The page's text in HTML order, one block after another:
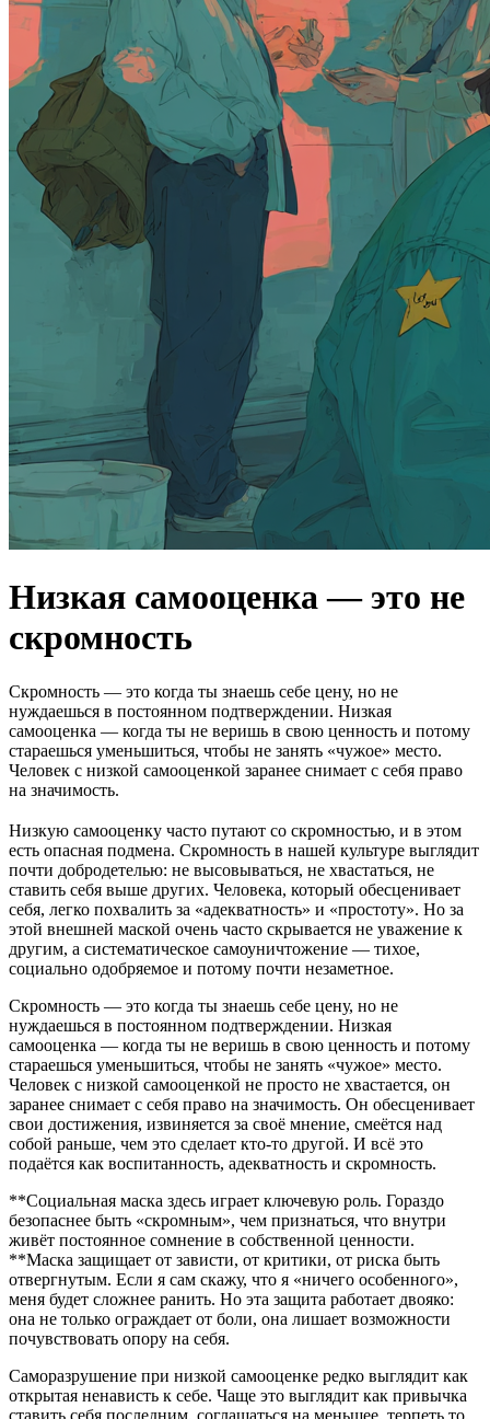
Низкая самооценка — это не
скромность
Скромность — это когда ты знаешь себе цену, но не
нуждаешься в постоянном подтверждении. Низкая
самооценка — когда ты не веришь в свою ценность и потому
стараешься уменьшиться, чтобы не занять «чужое» место.
Человек с низкой самооценкой заранее снимает с себя право
на значимость.
Низкую самооценку часто путают со скромностью, и в этом
есть опасная подмена. Скромность в нашей культуре выглядит
почти добродетелью: не высовываться, не хвастаться, не
ставить себя выше других. Человека, который обесценивает
себя, легко похвалить за «адекватность» и «простоту». Но за
этой внешней маской очень часто скрывается не уважение к
другим, а систематическое самоуничтожение — тихое,
социально одобряемое и потому почти незаметное.
Скромность — это когда ты знаешь себе цену, но не
нуждаешься в постоянном подтверждении. Низкая
самооценка — когда ты не веришь в свою ценность и потому
стараешься уменьшиться, чтобы не занять «чужое» место.
Человек с низкой самооценкой не просто не хвастается, он
заранее снимает с себя право на значимость. Он обесценивает
свои достижения, извиняется за своё мнение, смеётся над
собой раньше, чем это сделает кто-то другой. И всё это
подаётся как воспитанность, адекватность и скромность.
**Социальная маска здесь играет ключевую роль. Гораздо
безопаснее быть «скромным», чем признаться, что внутри
живёт постоянное сомнение в собственной ценности.
**Маска защищает от зависти, от критики, от риска быть
отвергнутым. Если я сам скажу, что я «ничего особенного»,
меня будет сложнее ранить. Но эта защита работает двояко:
она не только ограждает от боли, она лишает возможности
почувствовать опору на себя.
Саморазрушение при низкой самооценке редко выглядит как
открытая ненависть к себе. Чаще это выглядит как привычка
ставить себя последним, соглашаться на меньшее, терпеть то,